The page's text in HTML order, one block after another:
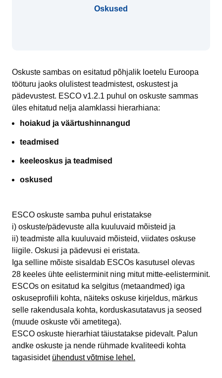
Oskused
Oskuste sambas on esitatud põhjalik loetelu Euroopa
tööturu jaoks olulistest teadmistest, oskustest ja
pädevustest. ESCO v1.2.1 puhul on oskuste sammas
üles ehitatud nelja alamklassi hierarhiana:
hoiakud ja väärtushinnangud
teadmised
keeleoskus ja teadmised
oskused
ESCO oskuste samba puhul eristatakse
i) oskuste/pädevuste alla kuuluvaid mõisteid ja
ii) teadmiste alla kuuluvaid mõisteid, viidates oskuse
liigile. Oskusi ja pädevusi ei eristata.
Iga selline mõiste sisaldab ESCOs kasutusel olevas
28 keeles ühte eelisterminit ning mitut mitte-eelisterminit.
ESCOs on esitatud ka selgitus (metaandmed) iga
oskuseprofiili kohta, näiteks oskuse kirjeldus, märkus
selle rakendusala kohta, korduskasutatavus ja seosed
(muude oskuste või ametitega).
ESCO oskuste hierarhiat täiustatakse pidevalt. Palun
andke oskuste ja nende rühmade kvaliteedi kohta
tagasisidet ühendust võtmise lehel.